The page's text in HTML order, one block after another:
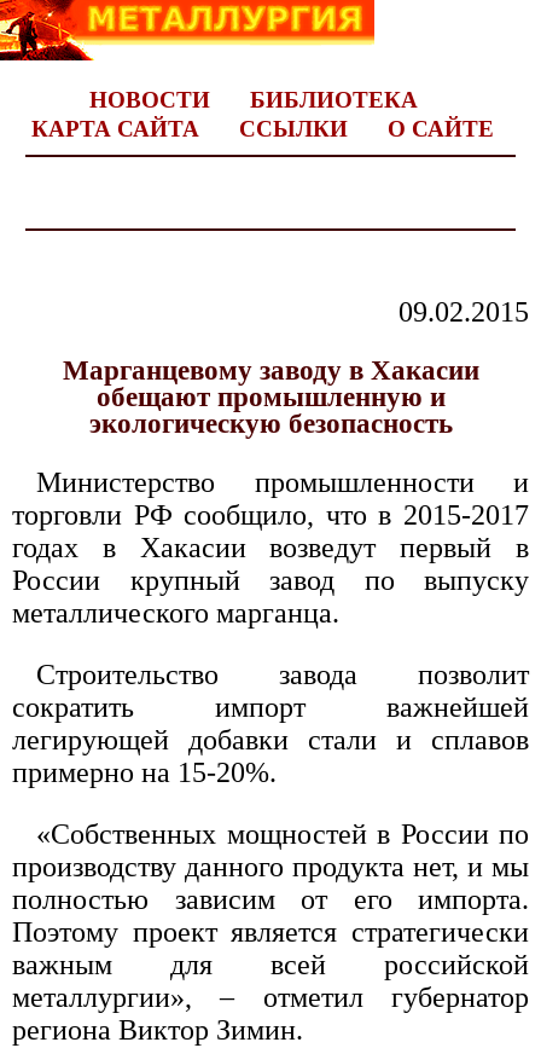
НОВОСТИ
БИБЛИОТЕКА
КАРТА САЙТА
ССЫЛКИ О САЙТЕ
09.02.2015
Марганцевому заводу в Хакасии
обещают промышленную и
экологическую безопасность
Министерство промышленности и
торговли РФ сообщило, что в 2015-2017
годах в Хакасии возведут первый в
России крупный завод по выпуску
металлического марганца.
Строительство завода позволит
сократить импорт важнейшей
легирующей добавки стали и сплавов
примерно на 15-20%.
«Собственных мощностей в России по
производству данного продукта нет, и мы
полностью зависим от его импорта.
Поэтому проект является стратегически
важным для всей российской
металлургии», – отметил губернатор
региона Виктор Зимин.